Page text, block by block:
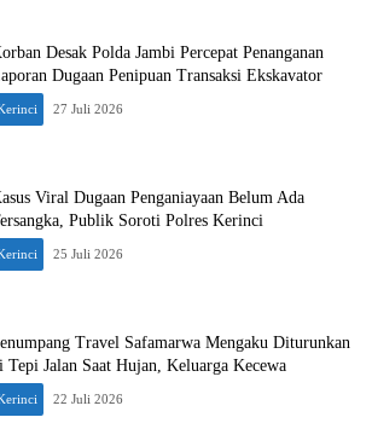
Desak Polda Jambi Percepat Penanganan
Dugaan Penipuan Transaksi Ekskavator
27 Juli 2026
Viral Dugaan Penganiayaan Belum Ada
Publik Soroti Polres Kerinci
25 Juli 2026
Travel Safamarwa Mengaku Diturunkan
Tepi Jalan Saat Hujan, Keluarga Kecewa
22 Juli 2026